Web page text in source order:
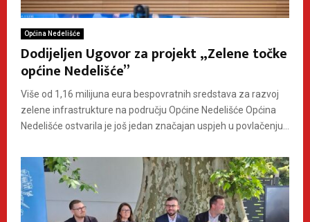
Općina Nedelišće
Dodijeljen Ugovor za projekt „Zelene točke
općine Nedelišće”
Više od 1,16 milijuna eura bespovratnih sredstava za razvoj
zelene infrastrukture na području Općine Nedelišće Općina
Nedelišće ostvarila je još jedan značajan uspjeh u povlačenju...